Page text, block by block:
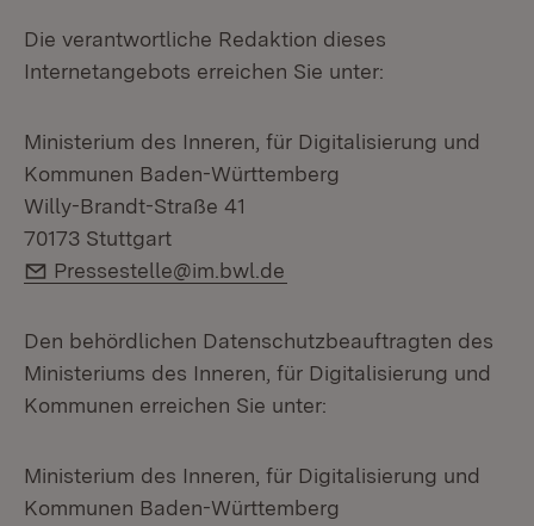
Die verantwortliche Redaktion dieses
Internetangebots erreichen Sie unter:
Ministerium des Inneren, für Digitalisierung und
Kommunen Baden-Württemberg
Willy-Brandt-Straße 41
70173 Stuttgart
E-Mail:
Pressestelle@im.bwl.de
Den behördlichen Datenschutzbeauftragten des
Ministeriums des Inneren, für Digitalisierung und
Kommunen erreichen Sie unter:
Ministerium des Inneren, für Digitalisierung und
Kommunen Baden-Württemberg